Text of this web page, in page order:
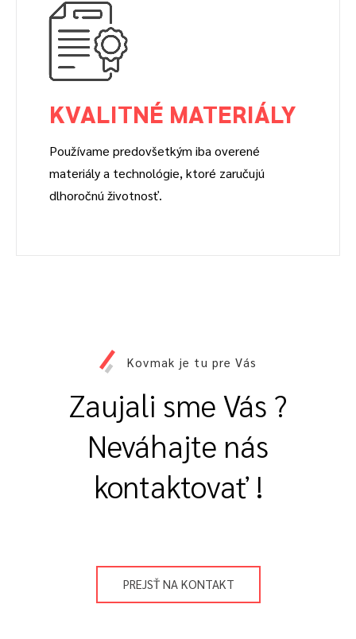
KVALITNÉ MATERIÁLY
Používame predovšetkým iba overené
materiály a technológie, ktoré zaručujú
dlhoročnú životnosť.
Kovmak je tu pre Vás
Zaujali sme Vás ?
Neváhajte nás
kontaktovať !
PREJSŤ NA KONTAKT